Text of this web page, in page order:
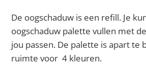
De oogschaduw is een refill. Je
oogschaduw palette vullen met
jou passen. De palette is apart te
ruimte voor 4 kleuren.